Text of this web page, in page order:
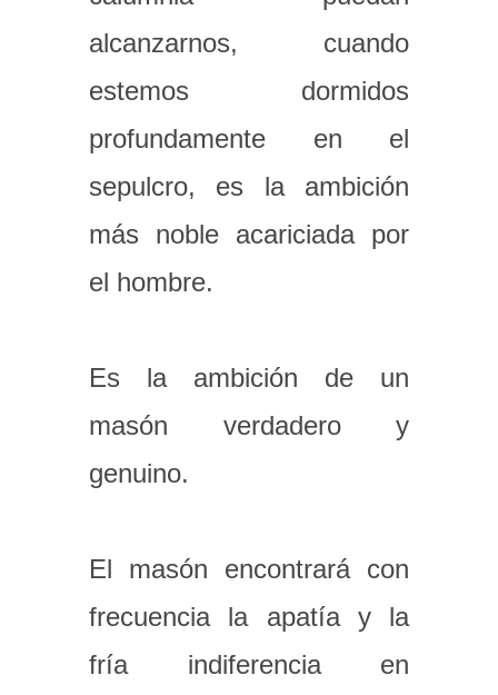
alcanzarnos, cuando
estemos dormidos
profundamente en el
sepulcro, es la ambición
más noble acariciada por
el hombre.
Es la ambición de un
masón verdadero y
genuino.
El masón encontrará con
frecuencia la apatía y la
fría indiferencia en